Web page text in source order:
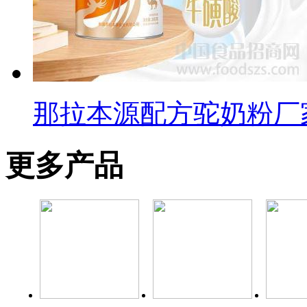
那拉本源配方驼奶粉
更多产品